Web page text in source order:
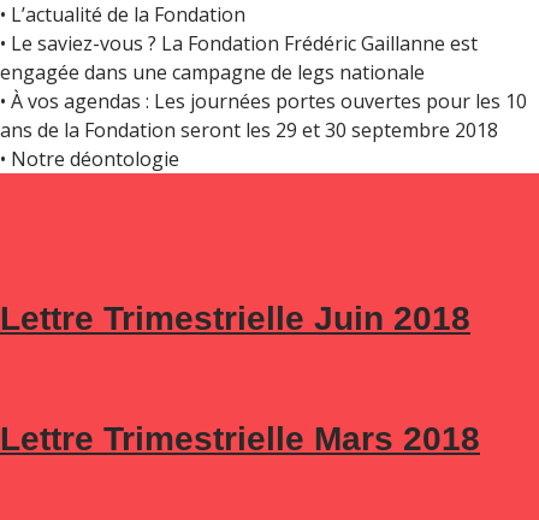
• L’actualité de la Fondation
• Le saviez-vous ? La Fondation Frédéric Gaillanne est
engagée dans une campagne de legs nationale
• À vos agendas : Les journées portes ouvertes pour les 10
ans de la Fondation seront les 29 et 30 septembre 2018
• Notre déontologie
Lettre Trimestrielle Juin 2018
Lettre Trimestrielle Mars 2018